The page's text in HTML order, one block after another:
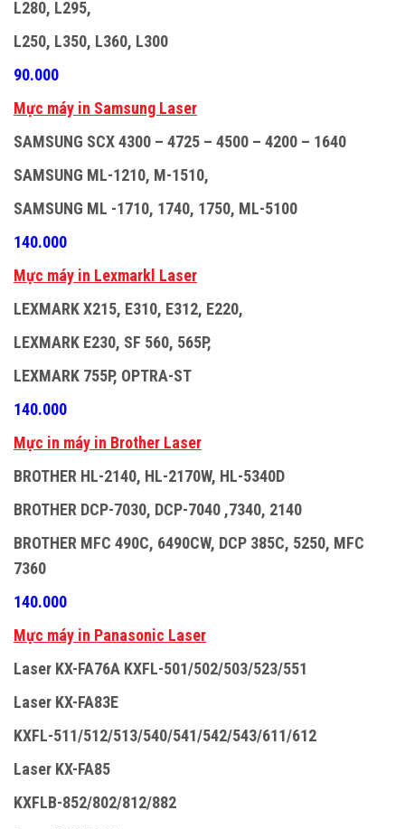
L280, L295,
L250, L350, L360, L300
90.000
Mực máy in Samsung Laser
SAMSUNG SCX 4300 – 4725 – 4500 – 4200 – 1640
SAMSUNG ML-1210, M-1510,
SAMSUNG ML -1710, 1740, 1750, ML-5100
140.000
Mực máy in Lexmarkl Laser
LEXMARK X215, E310, E312, E220,
LEXMARK E230, SF 560, 565P,
LEXMARK 755P, OPTRA-ST
140.000
Mực in máy in Brother Laser
BROTHER HL-2140, HL-2170W, HL-5340D
BROTHER DCP-7030, DCP-7040 ,7340, 2140
BROTHER MFC 490C, 6490CW, DCP 385C, 5250, MFC
7360
140.000
Mực máy in Panasonic Laser
Laser KX-FA76A KXFL-501/502/503/523/551
Laser KX-FA83E
KXFL-511/512/513/540/541/542/543/611/612
Laser KX-FA85
KXFLB-852/802/812/882